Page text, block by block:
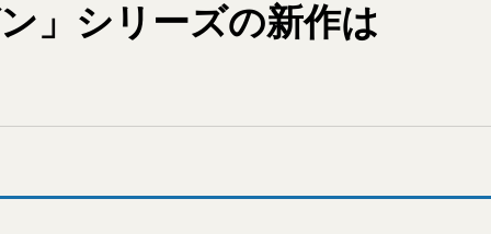
」シリーズの新作は